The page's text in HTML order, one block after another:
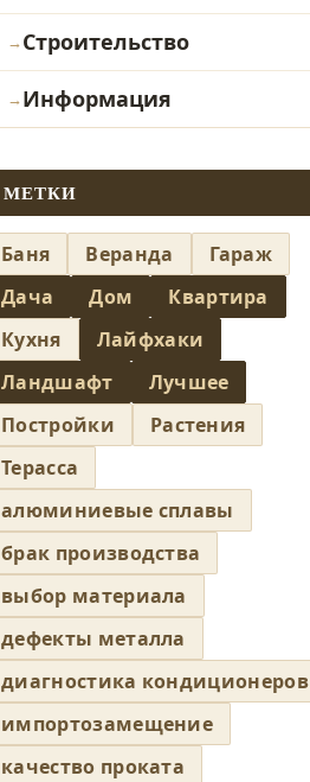
Строительство
Информация
МЕТКИ
Баня Веранда
Гараж
Дача
Дом
Квартира
Кухня
Лайфхаки
Ландшафт
Лучшее
Постройки
Растения
Терасса
алюминиевые сплавы
брак производства
выбор материала
дефекты металла
диагностика кондиционеров
импортозамещение
качество проката